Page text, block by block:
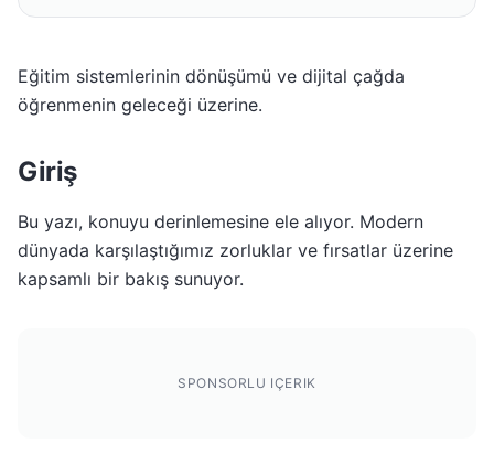
Eğitim sistemlerinin dönüşümü ve dijital çağda
öğrenmenin geleceği üzerine.
Giriş
Bu yazı, konuyu derinlemesine ele alıyor. Modern
dünyada karşılaştığımız zorluklar ve fırsatlar üzerine
kapsamlı bir bakış sunuyor.
SPONSORLU IÇERIK